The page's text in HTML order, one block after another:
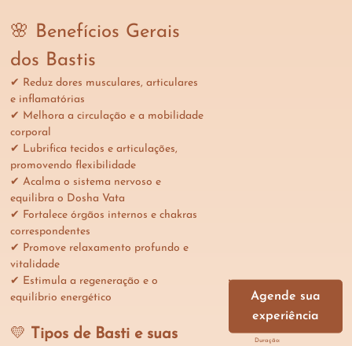
🌸 Benefícios Gerais
dos Bastis
✔ Reduz dores musculares, articulares
e inflamatórias
✔ Melhora a circulação e a mobilidade
corporal
✔ Lubrifica tecidos e articulações,
promovendo flexibilidade
✔ Acalma o sistema nervoso e
equilibra o Dosha Vata
✔ Fortalece órgãos internos e chakras
correspondentes
✔ Promove relaxamento profundo e
vitalidade
✔ Estimula a regeneração e o
equilíbrio energético
💛 Tipos de Basti e suas
Agende sua
experiência
Duração: